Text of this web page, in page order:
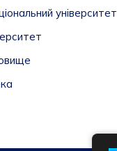
університет